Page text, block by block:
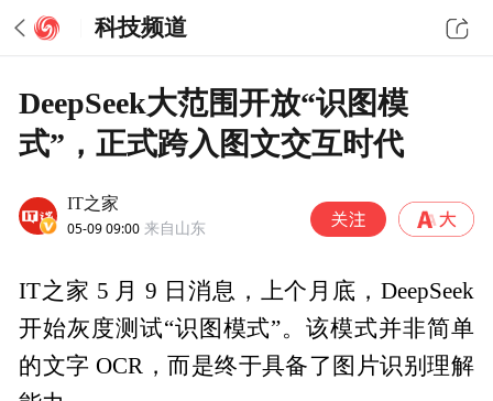
科技频道
DeepSeek大范围开放“识图模
式”，正式跨入图文交互时代
IT之家
05-09 09:00 来自山东
IT之家 5 月 9 日消息，上个月底，DeepSeek
开始灰度测试“识图模式”。该模式并非简单
的文字 OCR，而是终于具备了图片识别理解